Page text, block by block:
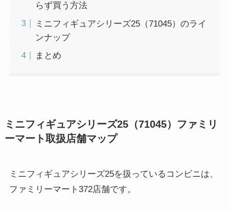
らず買う方法
ミニフィギュアシリーズ25（71045）のライ
ンナップ
まとめ
ミニフィギュアシリーズ25（71045）ファミリ
ーマート取扱店舗マップ
ミニフィギュアシリーズ25を扱っているコンビニは、
ファミリーマート372店舗です。